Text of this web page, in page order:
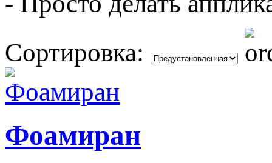
Сортировка:
Фоамиран